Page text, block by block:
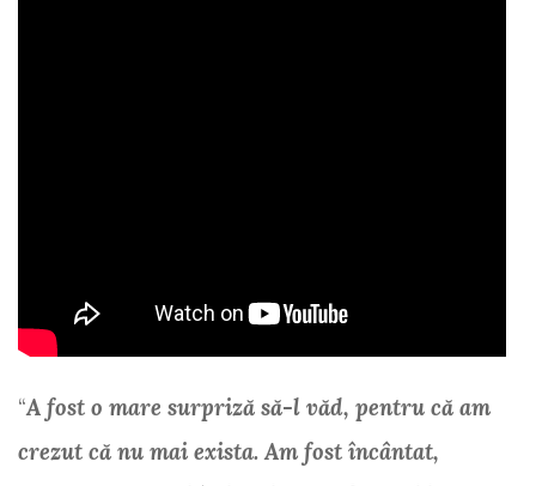
“A fost o mare surpriză să-l văd, pentru că am
crezut că nu mai exista. Am fost încântat,